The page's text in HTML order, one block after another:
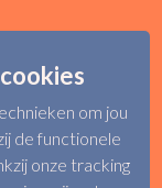
om jou
de functionele
onze tracking